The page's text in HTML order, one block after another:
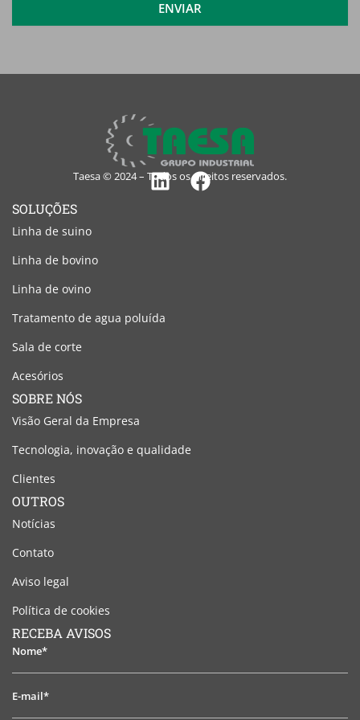
ENVIAR
Taesa © 2024 – Todos os direitos reservados.
SOLUÇÕES
Linha de suino
Linha de bovino
Linha de ovino
Tratamento de agua poluída
Sala de corte
Acesórios
SOBRE NÓS
Visão Geral da Empresa
Tecnologia, inovação e qualidade
Clientes
OUTROS
Notícias
Contato
Aviso legal
Política de cookies
RECEBA AVISOS
Nome*
E-